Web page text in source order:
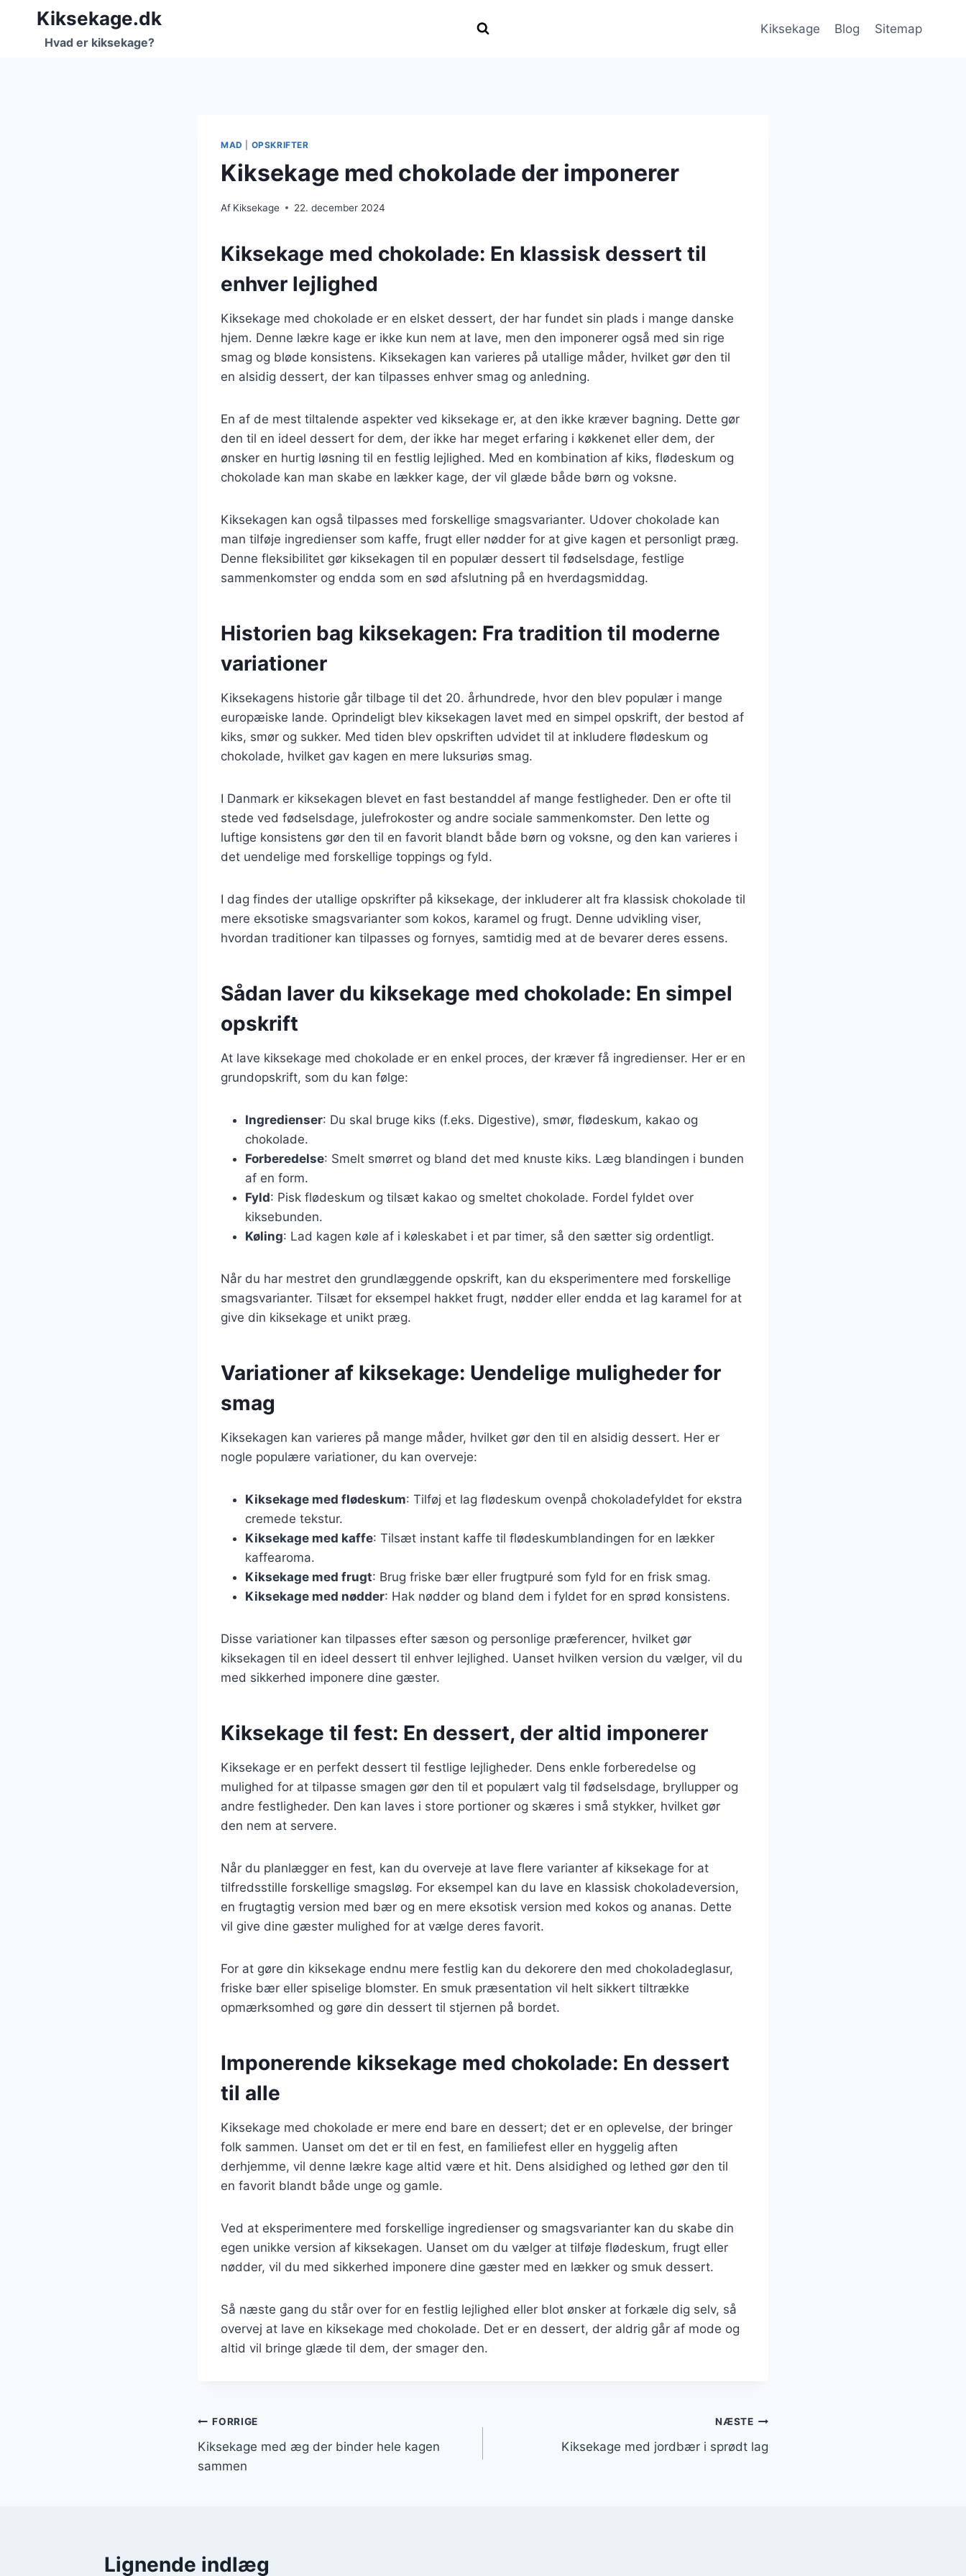
FortsætKiksekage.dk
Hvad er kiksekage?
Kiksekage Blog Sitemap
MAD OPSKRIFTER
Kiksekage med chokolade der imponerer
Af Kiksekage 22. december 2024
Kiksekage med chokolade: En klassisk dessert til
enhver lejlighed
Kiksekage med chokolade er en elsket dessert, der har fundet sin plads i mange danske
hjem. Denne lækre kage er ikke kun nem at lave, men den imponerer også med sin rige
smag og bløde konsistens. Kiksekagen kan varieres på utallige måder, hvilket gør den til
en alsidig dessert, der kan tilpasses enhver smag og anledning.
En af de mest tiltalende aspekter ved kiksekage er, at den ikke kræver bagning. Dette gør
den til en ideel dessert for dem, der ikke har meget erfaring i køkkenet eller dem, der
ønsker en hurtig løsning til en festlig lejlighed. Med en kombination af kiks, flødeskum og
chokolade kan man skabe en lækker kage, der vil glæde både børn og voksne.
Kiksekagen kan også tilpasses med forskellige smagsvarianter. Udover chokolade kan
man tilføje ingredienser som kaffe, frugt eller nødder for at give kagen et personligt præg.
Denne fleksibilitet gør kiksekagen til en populær dessert til fødselsdage, festlige
sammenkomster og endda som en sød afslutning på en hverdagsmiddag.
Historien bag kiksekagen: Fra tradition til moderne
variationer
Kiksekagens historie går tilbage til det 20. århundrede, hvor den blev populær i mange
europæiske lande. Oprindeligt blev kiksekagen lavet med en simpel opskrift, der bestod af
kiks, smør og sukker. Med tiden blev opskriften udvidet til at inkludere flødeskum og
chokolade, hvilket gav kagen en mere luksuriøs smag.
I Danmark er kiksekagen blevet en fast bestanddel af mange festligheder. Den er ofte til
stede ved fødselsdage, julefrokoster og andre sociale sammenkomster. Den lette og
luftige konsistens gør den til en favorit blandt både børn og voksne, og den kan varieres i
det uendelige med forskellige toppings og fyld.
I dag findes der utallige opskrifter på kiksekage, der inkluderer alt fra klassisk chokolade til
mere eksotiske smagsvarianter som kokos, karamel og frugt. Denne udvikling viser,
hvordan traditioner kan tilpasses og fornyes, samtidig med at de bevarer deres essens.
Sådan laver du kiksekage med chokolade: En simpel
opskrift
At lave kiksekage med chokolade er en enkel proces, der kræver få ingredienser. Her er en
grundopskrift, som du kan følge:
Ingredienser: Du skal bruge kiks (f.eks. Digestive), smør, flødeskum, kakao og
chokolade.
Forberedelse: Smelt smørret og bland det med knuste kiks. Læg blandingen i bunden
af en form.
Fyld: Pisk flødeskum og tilsæt kakao og smeltet chokolade. Fordel fyldet over
kiksebunden.
Køling: Lad kagen køle af i køleskabet i et par timer, så den sætter sig ordentligt.
Når du har mestret den grundlæggende opskrift, kan du eksperimentere med forskellige
smagsvarianter. Tilsæt for eksempel hakket frugt, nødder eller endda et lag karamel for at
give din kiksekage et unikt præg.
Variationer af kiksekage: Uendelige muligheder for
smag
Kiksekagen kan varieres på mange måder, hvilket gør den til en alsidig dessert. Her er
nogle populære variationer, du kan overveje:
Kiksekage med flødeskum: Tilføj et lag flødeskum ovenpå chokoladefyldet for ekstra
cremede tekstur.
Kiksekage med kaffe: Tilsæt instant kaffe til flødeskumblandingen for en lækker
kaffearoma.
Kiksekage med frugt: Brug friske bær eller frugtpuré som fyld for en frisk smag.
Kiksekage med nødder: Hak nødder og bland dem i fyldet for en sprød konsistens.
Disse variationer kan tilpasses efter sæson og personlige præferencer, hvilket gør
kiksekagen til en ideel dessert til enhver lejlighed. Uanset hvilken version du vælger, vil du
med sikkerhed imponere dine gæster.
Kiksekage til fest: En dessert, der altid imponerer
Kiksekage er en perfekt dessert til festlige lejligheder. Dens enkle forberedelse og
mulighed for at tilpasse smagen gør den til et populært valg til fødselsdage, bryllupper og
andre festligheder. Den kan laves i store portioner og skæres i små stykker, hvilket gør
den nem at servere.
Når du planlægger en fest, kan du overveje at lave flere varianter af kiksekage for at
tilfredsstille forskellige smagsløg. For eksempel kan du lave en klassisk chokoladeversion,
en frugtagtig version med bær og en mere eksotisk version med kokos og ananas. Dette
vil give dine gæster mulighed for at vælge deres favorit.
For at gøre din kiksekage endnu mere festlig kan du dekorere den med chokoladeglasur,
friske bær eller spiselige blomster. En smuk præsentation vil helt sikkert tiltrække
opmærksomhed og gøre din dessert til stjernen på bordet.
Imponerende kiksekage med chokolade: En dessert
til alle
Kiksekage med chokolade er mere end bare en dessert; det er en oplevelse, der bringer
folk sammen. Uanset om det er til en fest, en familiefest eller en hyggelig aften
derhjemme, vil denne lækre kage altid være et hit. Dens alsidighed og lethed gør den til
en favorit blandt både unge og gamle.
Ved at eksperimentere med forskellige ingredienser og smagsvarianter kan du skabe din
egen unikke version af kiksekagen. Uanset om du vælger at tilføje flødeskum, frugt eller
nødder, vil du med sikkerhed imponere dine gæster med en lækker og smuk dessert.
Så næste gang du står over for en festlig lejlighed eller blot ønsker at forkæle dig selv, så
overvej at lave en kiksekage med chokolade. Det er en dessert, der aldrig går af mode og
altid vil bringe glæde til dem, der smager den.
Indlægsnavigation
FORRIGE
Kiksekage med æg der binder hele kagen
sammen
NÆSTE
Kiksekage med jordbær i sprødt lag
Lignende indlæg